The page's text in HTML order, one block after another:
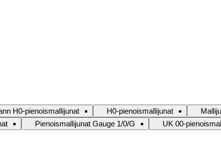
H0-pienoismallijunat H0-pienoismallijunat
Pienoismallijunat Gauge 1/0/G UK 00-